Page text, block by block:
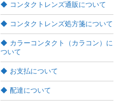
コンタクトレンズ通販について
コンタクトレンズ処方箋について
カラーコンタクト（カラコン）に
ついて
お支払について
配達について